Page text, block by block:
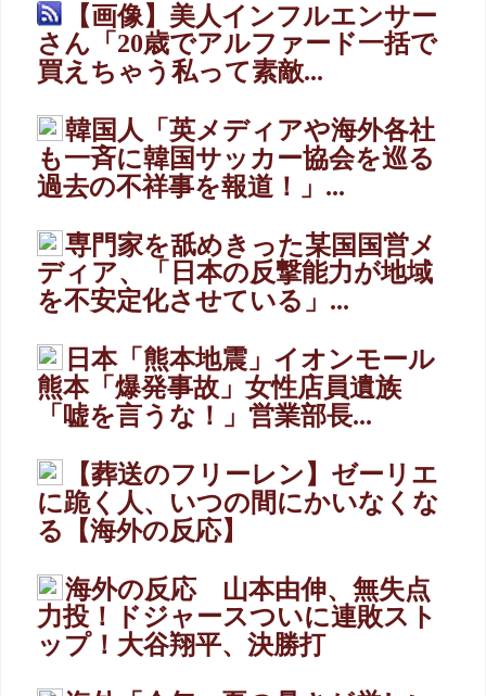
【画像】美人インフルエンサー
さん「20歳でアルファード一括で
買えちゃう私って素敵...
韓国人「英メディアや海外各社
も一斉に韓国サッカー協会を巡る
過去の不祥事を報道！」...
専門家を舐めきった某国国営メ
ディア、「日本の反撃能力が地域
を不安定化させている」...
日本「熊本地震」イオンモール
熊本「爆発事故」女性店員遺族
「嘘を言うな！」営業部長...
【葬送のフリーレン】ゼーリエ
に跪く人、いつの間にかいなくな
る【海外の反応】
海外の反応 山本由伸、無失点
力投！ドジャースついに連敗スト
ップ！大谷翔平、決勝打